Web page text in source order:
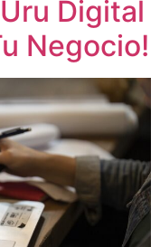
Digital
Negocio!